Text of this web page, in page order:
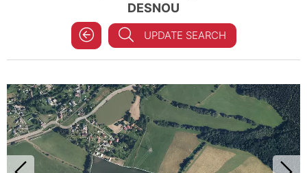
DESNOU
UPDATE SEARCH